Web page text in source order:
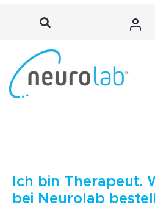
Ich bin Therapeut.
bei Neurolab